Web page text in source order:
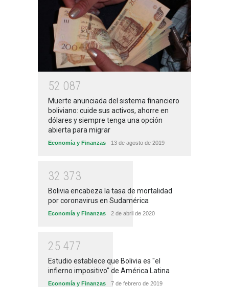
52 087
Muerte anunciada del sistema financiero
boliviano: cuide sus activos, ahorre en
dólares y siempre tenga una opción
abierta para migrar
Economía y Finanzas 13 de agosto de 2019
32 373
Bolivia encabeza la tasa de mortalidad
por coronavirus en Sudamérica
Economía y Finanzas 2 de abril de 2020
25 477
Estudio establece que Bolivia es "el
infierno impositivo" de América Latina
Economía y Finanzas 7 de febrero de 2019